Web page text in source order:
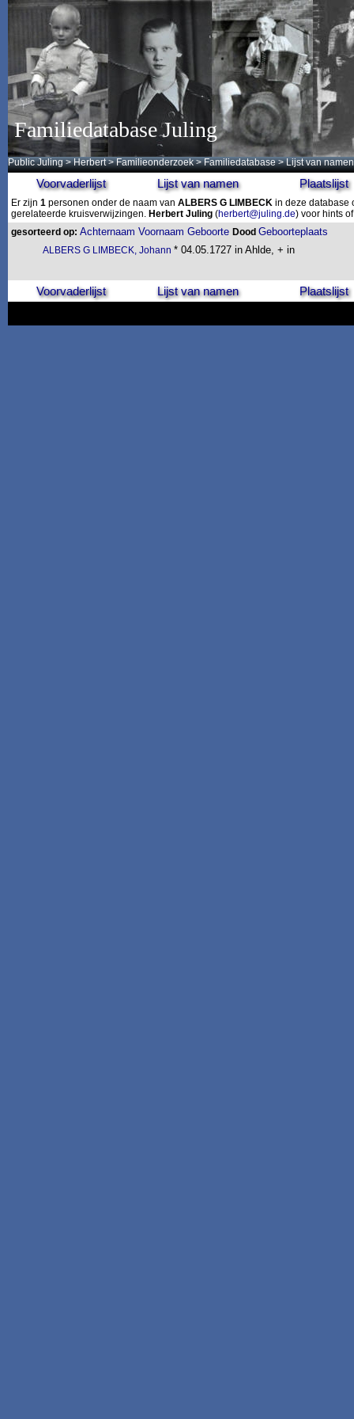
Familiedatabase Juling
Public Juling >Herbert >Familieonderzoek >Familiedatabase > Lijst van namen
Voorvaderlijst Lijst van namen Plaatslijst
Er zijn 1 personen onder de naam van ALBERS G LIMBECK in deze database
gerelateerde kruisverwijzingen. Herbert Juling (herbert@juling.de) voor hints
gesorteerd op: Achternaam Voornaam Geboorte Dood Geboorteplaats
ALBERS G LIMBECK, Johann * 04.05.1727 in Ahlde, + in
Voorvaderlijst Lijst van namen Plaatslijst